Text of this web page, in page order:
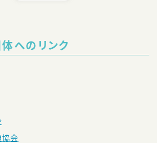
へのリンク
会